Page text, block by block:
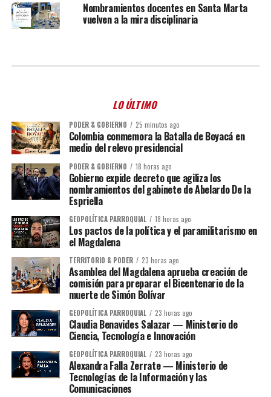
Nombramientos docentes en Santa Marta
vuelven a la mira disciplinaria
LO ÚLTIMO
PODER & GOBIERNO 25 minutos ago
Colombia conmemora la Batalla de Boyacá en
medio del relevo presidencial
PODER & GOBIERNO 18 horas ago
Gobierno expide decreto que agiliza los
nombramientos del gabinete de Abelardo De la
Espriella
GEOPOLÍTICA PARROQUIAL 18 horas ago
Los pactos de la política y el paramilitarismo en
el Magdalena
TERRITORIO & PODER 23 horas ago
Asamblea del Magdalena aprueba creación de
comisión para preparar el Bicentenario de la
muerte de Simón Bolívar
GEOPOLÍTICA PARROQUIAL 23 horas ago
Claudia Benavides Salazar — Ministerio de
Ciencia, Tecnología e Innovación
GEOPOLÍTICA PARROQUIAL 23 horas ago
Alexandra Falla Zerrate — Ministerio de
Tecnologías de la Información y las
Comunicaciones